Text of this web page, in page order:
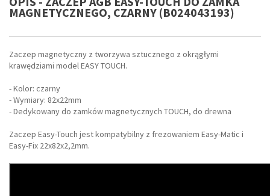
MAGNETYCZNEGO, CZARNY (B024043193)
Zaczep magnetyczny z tworzywa sztucznego z okrągłymi
krawędziami model EASY TOUCH.
- Kolor: czarny
- Wymiary: 82x22mm
- Dedykowany do zamków magnetycznych TOUCH, do drewna
Zaczep Easy-Touch jest kompatybilny z frezowaniem Easy-Matic i
Easy-Fix 22x82x2,2mm.